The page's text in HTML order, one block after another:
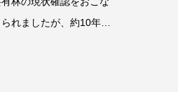
れましたが、約10年前
。